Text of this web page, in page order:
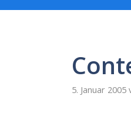
5. Januar 2005